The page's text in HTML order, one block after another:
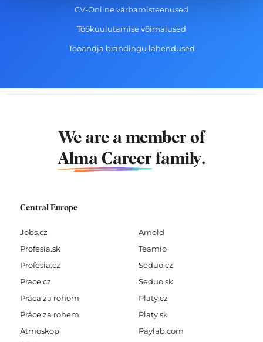
CV-Online värbamisteenused
Töökuulutamise võimalused
Tööandja brändingu lahendused
We are a member of
Alma Career family.
Central Europe
Jobs.cz
Profesia.sk
Profesia.cz
Prace.cz
Práca za rohom
Práce za rohem
Atmoskop
Arnold
Teamio
Seduo.cz
Seduo.sk
Platy.cz
Platy.sk
Paylab.com